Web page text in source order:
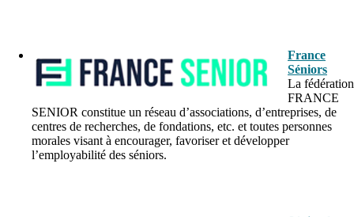
France
Séniors
La fédération
FRANCE
SENIOR constitue un réseau d’associations, d’entreprises, de
centres de recherches, de fondations, etc. et toutes personnes
morales visant à encourager, favoriser et développer
l’employabilité des séniors.